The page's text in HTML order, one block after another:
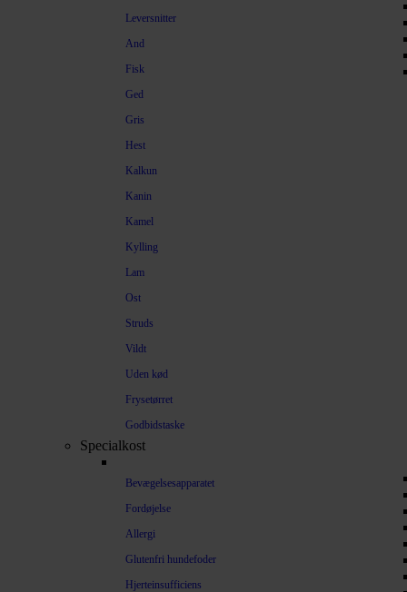
Leversnitter
And
Fisk
Ged
Gris
Hest
Kalkun
Kanin
Kamel
Kylling
Lam
Ost
Struds
Vildt
Uden kød
Frysetørret
Godbidstaske
Specialkost
Bevægelsesapparatet
Fordøjelse
Allergi
Glutenfri hundefoder
Hjerteinsufficiens